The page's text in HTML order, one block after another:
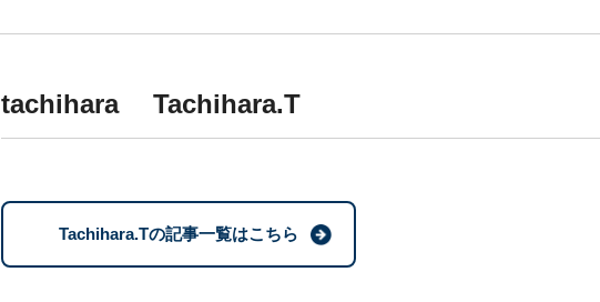
tachihara Tachihara.T
Tachihara.Tの記事一覧はこちら